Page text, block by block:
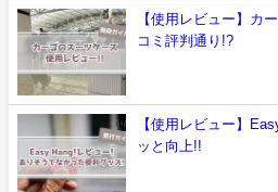
【使用レビュー】カ
コミ評判通り!?
【使用レビュー】
ッと向上!!